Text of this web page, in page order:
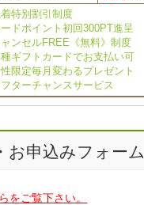
特別割引制度
ドポイント初回300PT進呈
ンセルFREE《無料》制度
ギフトカードでお支払い可
限定毎月変わるプレゼント
ターチャンスサービス
お申込みフォーム
をご覧下さい。